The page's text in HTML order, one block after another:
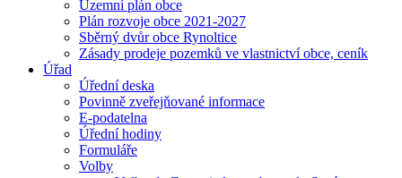
Územní plán obce
Plán rozvoje obce 2021-2027
Sběrný dvůr obce Rynoltice
Zásady prodeje pozemků ve vlastnictví obce, ceník
Úřad
Úřední deska
Povinně zveřejňované informace
E-podatelna
Úřední hodiny
Formuláře
Volby